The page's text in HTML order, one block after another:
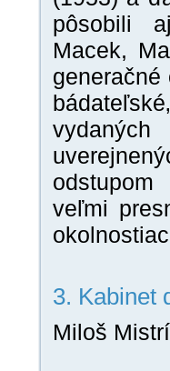
pôsobili
Macek,
generačné
veľmi
3. Kabinet
Miloš